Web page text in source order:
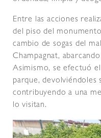
Entre las acciones
del piso del
cambio de sogas del
Champagnat,
Asimismo, se efectuó
parque, devolviéndoles
contribuyendo a una
lo visitan.